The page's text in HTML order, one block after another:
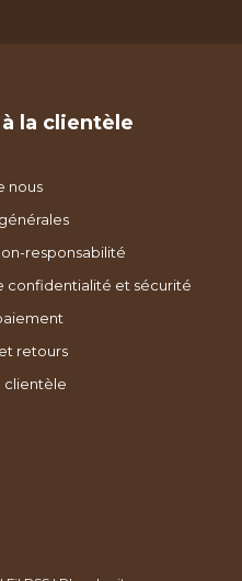
la clientèle
nous
responsabilité
confidentialité et sécurité
retours
clientèle